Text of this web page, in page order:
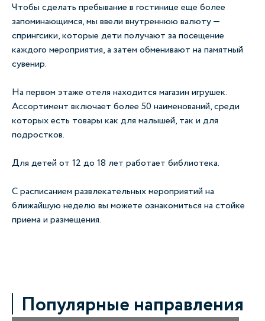
Чтобы сделать пребывание в гостинице еще более
запоминающимся, мы ввели внутреннюю валюту —
спрингсики, которые дети получают за посещение
каждого мероприятия, а затем обменивают на памятный
сувенир.
На первом этаже отеля находится магазин игрушек.
Ассортимент включает более 50 наименований, среди
которых есть товары как для малышей, так и для
подростков.
Для детей от 12 до 18 лет работает библиотека.
С расписанием развлекательных мероприятий на
ближайшую неделю вы можете ознакомиться на стойке
приема и размещения.
Популярные направления